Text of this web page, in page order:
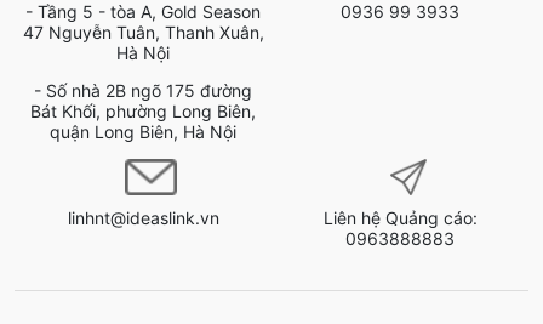
- Tầng 5 - tòa A, Gold Season
47 Nguyễn Tuân, Thanh Xuân,
Hà Nội
- Số nhà 2B ngõ 175 đường
Bát Khối, phường Long Biên,
quận Long Biên, Hà Nội
0936 99 3933
linhnt@ideaslink.vn
Liên hệ Quảng cáo:
0963888883